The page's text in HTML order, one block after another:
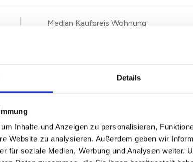
Details
Inhalte und Anzeigen zu personalisieren,
Website zu analysieren. Außerdem geben wir
für soziale Medien, Werbung und Analysen weiter.
Kaufpreis Wohnung
und Häuser basieren auf Angebotspreisen
Immobilien. Echte Verkaufspreise in Remscheid
entsprechend nach oben und unten
unseren
Immobilienwertrechner für